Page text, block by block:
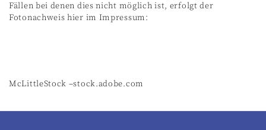
Fällen bei denen dies nicht möglich ist, erfolgt der
Fotonachweis hier im Impressum:
McLittleStock –stock.adobe.com